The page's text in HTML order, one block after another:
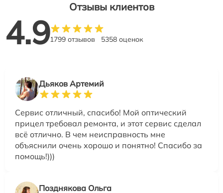
Отзывы клиентов
4.91799 отзывов 5358 оценок
Дьяков Артемий
Сервис отличный, спасибо! Мой оптический
прицел требовал ремонта, и этот сервис сделал
всё отлично. В чем неисправность мне
объяснили очень хорошо и понятно! Спасибо за
помощь!)))
Позднякова Ольга